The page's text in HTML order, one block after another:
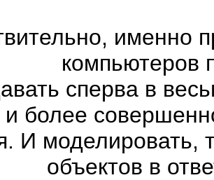
именно
компьютеров
сперва в
и более
И моделировать,
объектов в